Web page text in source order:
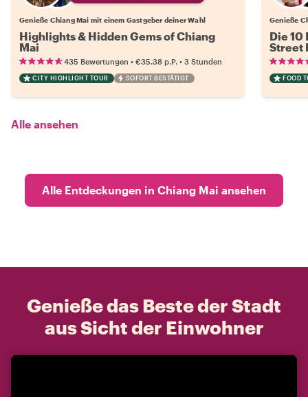
Genieße Chiang Mai mit einem Gastgeber deiner Wahl
Highlights & Hidden Gems of Chiang
Mai
435 Bewertungen • €35.38 p.P. • 3 Stunden
CITY HIGHLIGHT TOUR SOFORT BESTÄTIGT
Genieße
Die 10
Street
FOOD
Alle ansehen
Alle Entdeckungen in Chiang Mai ansehen
Genieße das Beste der Stadt
aus Sicht der Einwohner